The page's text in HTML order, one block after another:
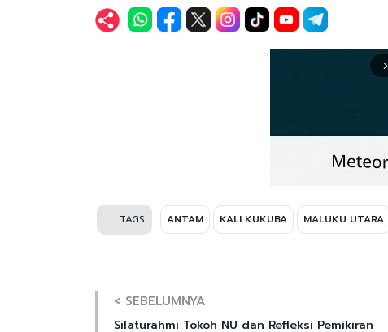
arrow_forward_ios
TAGS ANTAM KALI KUKUBA MALUKU UTARA
< SEBELUMNYA
Silaturahmi Tokoh NU dan Refleksi Pemikiran